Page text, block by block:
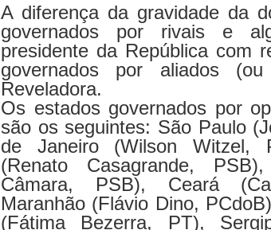
A diferença da gravidade da
governados por rivais e
presidente da República com
governados por aliados
Reveladora.
Os estados governados por
são os seguintes: São Paulo
de Janeiro (Wilson Witzel,
(Renato Casagrande,
Câmara, PSB), Ceará
Maranhão (Flávio Dino,
(Fátima Bezerra, PT),